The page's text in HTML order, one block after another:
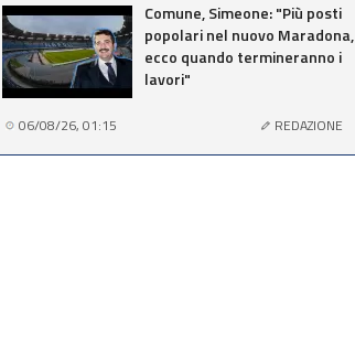
Comune, Simeone: "Più posti
popolari nel nuovo Maradona,
ecco quando termineranno i
lavori"
06/08/26, 01:15 REDAZIONE